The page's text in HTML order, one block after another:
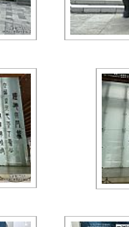
30 个文件 共有 2 页 当前为第 1 页
在保留
山在线 copyright ©2007-2026
链接出于传递更多信息之目的，并不
和社会正能量，宣传独山，若您认为
工信部备案：黔ICP备